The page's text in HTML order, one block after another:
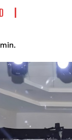
min.